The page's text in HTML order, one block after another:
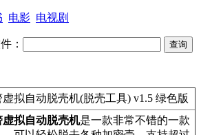
电影 电视剧
：
拟自动脱壳机(脱壳工具) v1.5 绿色版
虚拟自动脱壳机是一款非常不错的一款